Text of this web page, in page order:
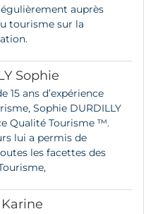
auprès
tourisme sur la
Sophie
15 ans d’expérience
Sophie DURDILLY
Qualité Tourisme ™.
lui a permis de
les facettes des
Karine